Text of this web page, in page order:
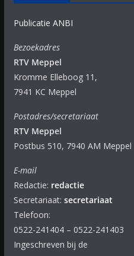
Publicatie ANBI
Bezoekadres
RTV Meppel
Kromme Elleboog 11,
7941 KC Meppel
Postadres/secretariaat
RTV Meppel
Postbus 510, 7940 AM Meppel
E-mail
Redactie: redactie
Secretariaat: secretariaat
Telefoon:
0522-241404 – 0522-241403
Ingeschreven bij de